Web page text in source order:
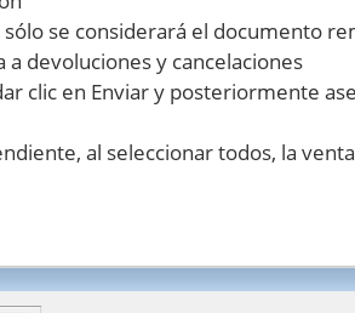
se considerará el documento
devoluciones y cancelaciones
clic en Enviar y posteriormente
al seleccionar todos, la